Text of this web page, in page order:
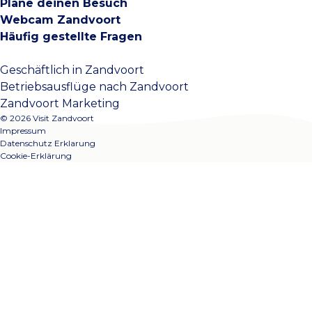
Plane deinen Besuch
Webcam Zandvoort
Häufig gestellte Fragen
Geschäftlich in Zandvoort
Betriebsausflüge nach Zandvoort
Zandvoort Marketing
© 2026 Visit Zandvoort
Impressum
Datenschutz Erklarung
Cookie-Erklärung